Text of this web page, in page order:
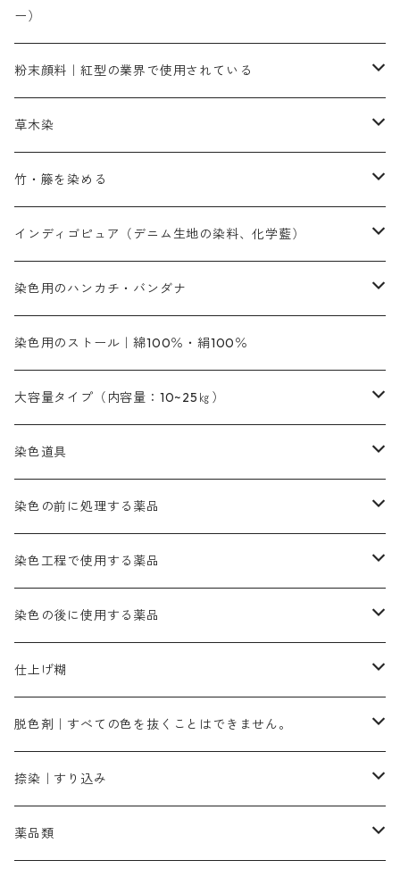
橙色系
青色系
紫色系
緑色系
茶色系
染料一覧ー100g入り
染料一覧ー500g入り
人気のおすすめ染料
橙色系
緑色系
茶色系
灰色系
黒色系
1kg
染色に必要な薬品類
補助薬品
お勧め｜スミフィックス～
3原色以外の色目
赤色
茶色｜20g入りのみ公開
灰色｜20g入りのみ公開
黒色
染色に必要な薬品
アルカリ剤
補助薬品
捺染に必要な材料
捺染糊
ー）
ネオカラー（色）
内容量：100g
内容量：500g
バィンダー（定着剤）
増粘剤
黄色系
エロ―M3G｜定番の色合い
エロー ＭＧＲ｜明るい緑みの黄色
オレンジ系
オレンヂMG｜黄みの橙色
オレンヂMGD（定番の色合い）
赤色系
レットMFB｜赤色（定番の色合い）
レットMG｜黄みの朱色
ピンクMB｜ピンク色
ローズMB｜鮮やかなピンク色）
青色系
ネビーブルーMB（定番の色合い）
ブルーMB（定番の色合い）
スカイブルーMG｜緑みの空色
ターキスブルーHNG｜緑みの空色
紫色系
バイオレットMFB
緑色系
ダークグリンMG（定番の色合い）
グリーンMB｜緑色
茶色系
ダークブロンMFB｜こげ茶色
ブロンHNR｜こげ茶色
黒色系
ブラックMK（赤みの黒色）
ブラックMG（青みの黒色）
白色系（定番の色合い）
ネオホワイトR
粉末顔料｜紅型の業界で使用されている
赤色系
本洋紅
代用朱黄色口
黄色系
ファストエロ―10GN（鮮やかな黄色）
ファストエロ―5GN（黄色）
青色系
NSBAブルー
群青
白色｜胡粉
黒色｜在庫処分特価
緑色｜在庫処分特価
茶色｜在庫処分特価
草木染
植物染料
人気のおすすめ植物染料
インド茜・西洋茜の個別販売
カッチ｜茶系
霧島産・晩秋茶｜黄金色（赤みの黄色）｜準備中
濃染処理剤｜ソルバックスPS－900
媒染剤
アルミ媒染剤
鉄媒染剤
ソーダ灰｜アルカリ性のPH調整剤
藍染
ぶどう糖
ハイドロサルファイトコンク
染色用途のハンカチ・バンダナ
45cm×45cm（ハンカチ）｜端の始末も綿糸｜タグなし
54cm×54cm（バンダナ）｜端の始末も綿糸｜タグなし
竹・籐を染める
人気のおすすめ竹・藤を染める染料
塩基性染料（混色可能）
ビスマークブロンB｜赤茶色
塩基性エロ―｜液体タイプ
ローダミンB｜赤紫色｜マゼンダ色
オリジナル染料｜スス竹色｜ミキセットファストブロンGR
インディゴピュア（デニム生地の染料、化学藍）
初心者向けお試しセット販売
インディゴピュア
アルカリ剤
ハイドロサルファイトコンク
酸性剤
染色用のハンカチ・バンダナ
45cm×45cm（ハンカチ）｜端の始末も綿糸｜タグなし
54cm×54cm（バンダナ）｜端の始末も綿糸｜タグなし
染色用のストール｜綿100％・絹100％
大容量タイプ（内容量：10~25㎏）
芒硝｜綿の染色時の吸収促進剤
ソーダ灰｜アルカリ性のPH調整剤
硫酸第一鉄｜鉄媒染剤
染色道具
刷毛
摺込み刷毛（スリコミハケ）ー夏毛（硬いタイプ）
摺込み刷毛（スリコミハケ）ー冬毛（柔らかいタイプ）
片羽刷毛
ローケツ筆
ローケツ用筆｜1本～販売
ローケツ用筆ー10%off｜20本セットお取り寄せ品
洋型紙（9番手｜中薄口、10番手｜中厚口）
有償サンプル品｜約20cm×27cm
洋型紙9番手｜中薄口｜約54cm×110cm
張木｜入荷待ち
伸子
型洗いブラシ
染色の前に処理する薬品
精練剤｜汚れ落とし剤｜針状マルセル石鹸
糊落とし剤｜ソルベンCA
濃染処理剤｜ソルバックスPS－900
染色工程で使用する薬品
染料の吸収促進剤
酢酸｜絹・羊毛・ナイロンに使用する
芒硝｜綿・麻の染色に使用する。
染料のムラ染め抑制剤（均染剤）
アゾリン200％｜綿・麻・絹・羊毛・ナイロンの染色
レオニールEHC｜反応染料用
染料の浸透剤
ソルバライトS-70｜各種繊維の浸し染めに使用可能
染料の定着向上剤
ライトフィックスAコンク｜綿・麻もしくは直接染料で染めた素材
アルカリ剤｜反応染料用
染色の後に使用する薬品
ソーピング剤｜未定着の染料を除去すること
ネオポールB－300｜反応染料のソーピング剤
仕上げ剤｜柔軟・平滑剤
白場汚染防止剤
仕上げ糊
カルボキシメチルセルロース（CMC）
海藻系
たんぱく質系
脱色剤｜すべての色を抜くことはできません。
脱色剤
全体脱色｜ハイドロサルファイトコンク
脱色助剤｜浸透・複色抑制剤
捺染｜すり込み
染料溶解剤｜染料の均一な浸透・吸着を補助する
薬品類